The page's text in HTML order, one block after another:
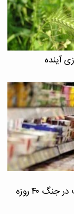
آینده
۴۰ روزه